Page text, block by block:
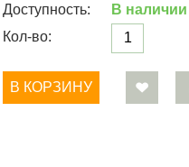
Доступность:
В наличии
Кол-во:
В КОРЗИНУ